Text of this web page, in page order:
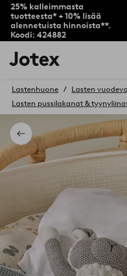
25% kalleimmasta
tuotteesta* + 10% lisää
alennetuista hinnoista**.
Koodi: 424882
Jotex-
logo
siirry
aloitussivulle
Takaisin
Lastenhuone
Lasten
Lasten pussilakanat &